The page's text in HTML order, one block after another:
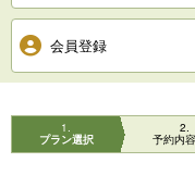
会員登録
1
プラン選択
2
予約内